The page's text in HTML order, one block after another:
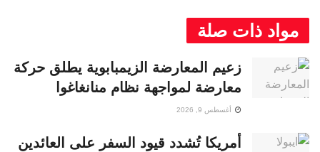
مواد ذات صلة
زعيم المعارضة الزيمبابوية يطلق حركة
معارضة لمواجهة نظام منانغاغوا
أغسطس 9, 2026
أمريكا تُشدد قيود السفر على العائدين